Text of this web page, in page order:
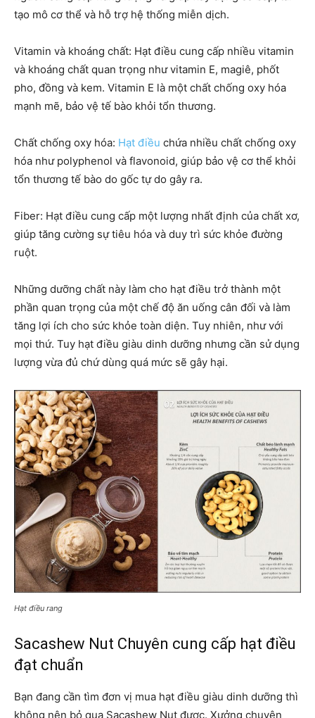
tạo mô cơ thể và hỗ trợ hệ thống miễn dịch.
Vitamin và khoáng chất: Hạt điều cung cấp nhiều vitamin
và khoáng chất quan trọng như vitamin E, magiê, phốt
pho, đồng và kem. Vitamin E là một chất chống oxy hóa
mạnh mẽ, bảo vệ tế bào khỏi tổn thương.
Chất chống oxy hóa: Hạt điều chứa nhiều chất chống oxy
hóa như polyphenol và flavonoid, giúp bảo vệ cơ thể khỏi
tổn thương tế bào do gốc tự do gây ra.
Fiber: Hạt điều cung cấp một lượng nhất định của chất xơ,
giúp tăng cường sự tiêu hóa và duy trì sức khỏe đường
ruột.
Những dưỡng chất này làm cho hạt điều trở thành một
phần quan trọng của một chế độ ăn uống cân đối và làm
tăng lợi ích cho sức khỏe toàn diện. Tuy nhiên, như với
mọi thứ. Tuy hạt điều giàu dinh dưỡng nhưng cần sử dụng
lượng vừa đủ chứ dùng quá mức sẽ gây hại.
Hạt điều rang
Sacashew Nut Chuyên cung cấp hạt điều
đạt chuẩn
Bạn đang cần tìm đơn vị mua hạt điều giàu dinh dưỡng thì
không nên bỏ qua Sacashew Nut được. Xưởng chuyên